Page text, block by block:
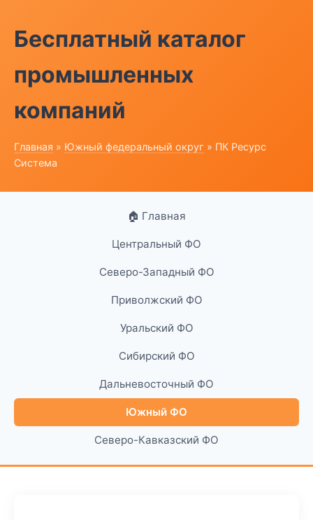
Бесплатный каталог
промышленных
компаний
Главная » Южный федеральный округ » ПК Ресурс
Система
🏠 Главная
Центральный ФО
Северо-Западный ФО
Приволжский ФО
Уральский ФО
Сибирский ФО
Дальневосточный ФО
Южный ФО
Северо-Кавказский ФО